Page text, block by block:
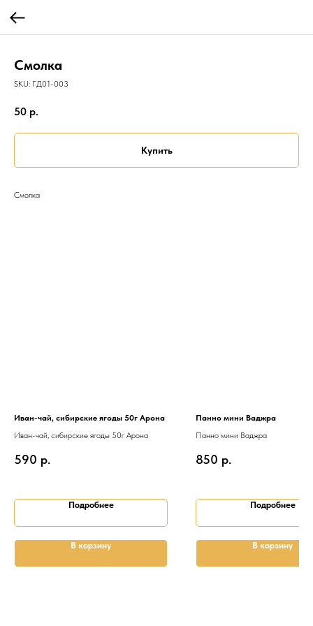
Смолка
SKU: ГД01-003
50 р.
Купить
Смолка
Иван-чай, сибирские ягоды 50г Арона
Иван-чай, сибирские ягоды 50г Арона
590 р.
Подробнее
В корзину
Панно мини Ваджра
Панно мини Ваджра
850 р.
Подробнее
В корзину